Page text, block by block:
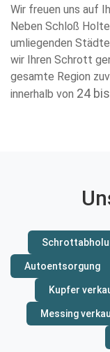
Wir freuen uns auf
Neben Schloß
umliegenden
wir Ihren Schrott
gesamte Region
innerhalb von 24
Autoentsorgung
Kupfer
Messing